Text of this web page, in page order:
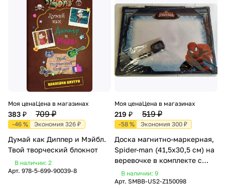
Моя цена
383 ₽
Цена в магазинах
709 ₽
-46 % Экономия 326 ₽
Думай как Диппер и Мэйбл.
Твой творческий блокнот
В наличии: 2
Арт. 978-5-699-90039-8
Моя цена
219 ₽
Цена в магазинах
519 ₽
-58 % Экономия 300 ₽
Доска магнитно-маркерная,
Spider-man (41,5х30,5 см) на
веревочке в комплекте с
магнитами и стеркой
В наличии: 9
Арт. SMBB-US2-Z150098